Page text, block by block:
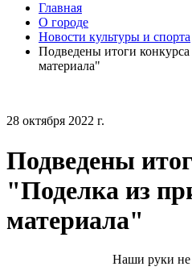
Главная
О городе
Новости культуры и спорта
Подведены итоги
материала"
28 октября 2022 г.
Подведены
"Поделка из
материала"
Наши руки не